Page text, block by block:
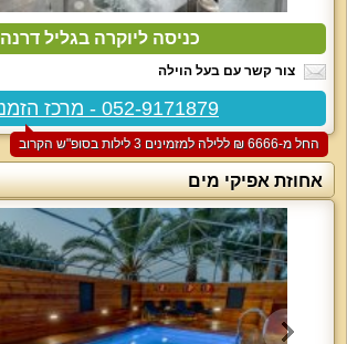
כניסה ליוקרה בגליל דרנה
צור קשר עם בעל הוילה
052-9171879 - מרכז הזמנות
החל מ-‏6666 ₪ ללילה למזמינים 3 לילות בסופ"ש הקרוב
אחוזת אפיקי מים